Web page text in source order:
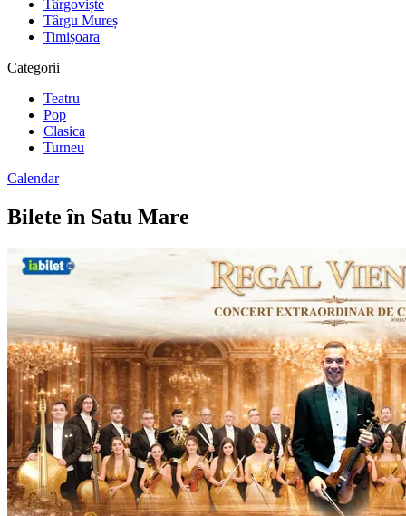
Târgoviște
Târgu Mureș
Timișoara
Categorii
Teatru
Pop
Clasica
Turneu
Calendar
Bilete în Satu Mare